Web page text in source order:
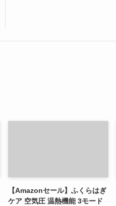
【Amazonセール】ふくらはぎ
ケア 空気圧 温熱機能 3モード